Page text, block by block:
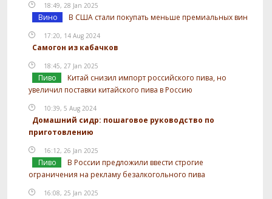
18:49, 28 Jan 2025
Вино В США стали покупать меньше премиальных вин
17:20, 14 Aug 2024
Самогон из кабачков
18:45, 27 Jan 2025
Пиво
Китай снизил импорт российского пива, но
увеличил поставки китайского пива в Россию
10:39, 5 Aug 2024
Домашний сидр: пошаговое руководство по
приготовлению
16:12, 26 Jan 2025
Пиво
В России предложили ввести строгие
ограничения на рекламу безалкогольного пива
16:08, 25 Jan 2025